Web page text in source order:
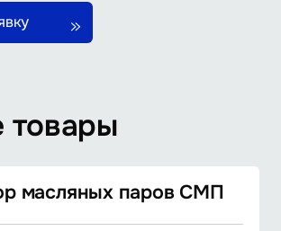
товары
масляных паров СМП